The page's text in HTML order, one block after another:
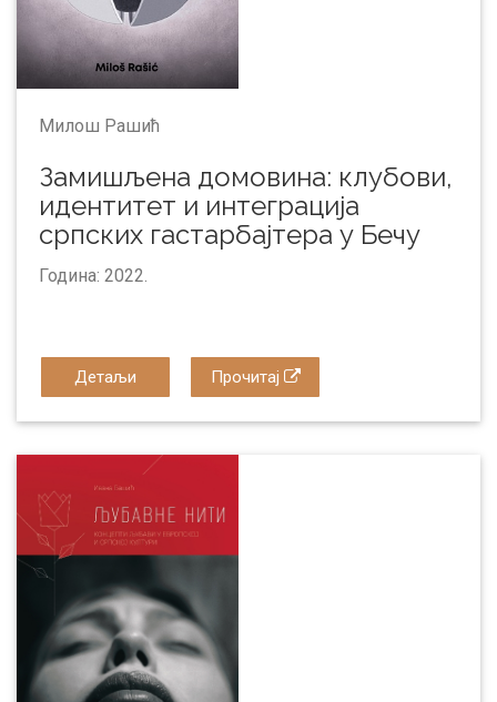
Милош Рашић
Замишљена домовина: клубови,
идентитет и интеграција
српских гастарбајтера у Бечу
Година: 2022.
Детаљи Прочитај